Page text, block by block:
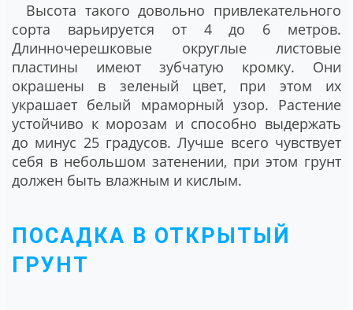
Высота такого довольно привлекательного
сорта варьируется от 4 до 6 метров.
Длинночерешковые округлые листовые
пластины имеют зубчатую кромку. Они
окрашены в зеленый цвет, при этом их
украшает белый мраморный узор. Растение
устойчиво к морозам и способно выдержать
до минус 25 градусов. Лучше всего чувствует
себя в небольшом затенении, при этом грунт
должен быть влажным и кислым.
ПОСАДКА В ОТКРЫТЫЙ
ГРУНТ